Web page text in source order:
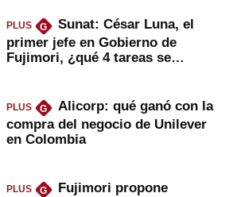
PLUS G
Sunat: César Luna, el
primer jefe en Gobierno de
Fujimori, ¿qué 4 tareas se
PLUS G
Alicorp: qué ganó con la
compra del negocio de Unilever
en Colombia
PLUS G
Fujimori propone